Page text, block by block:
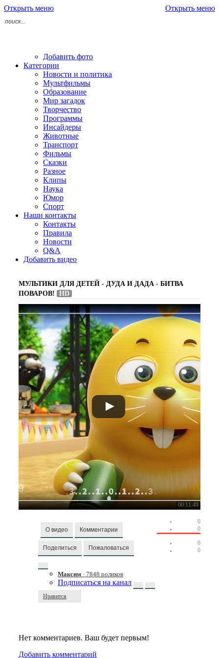
Открыть меню Открыть меню
Добавить фото
Категории
Новости и политика
Мультфильмы
Образование
Мир загадок
Творчество
Программы
Инсайдеры
Животные
Транспорт
Фильмы
Сказки
Разное
Клипы
Наука
Юмор
Спорт
Наши контакты
Контакты
Правила
Новости
Q&A
Добавить видео
МУЛЬТИКИ ДЛЯ ДЕТЕЙ - ДУДА И ДАДА - БИТВА
ПОВАРОВ!
HD
00:11:49
О видео Комментарии
Поделиться Пожаловаться
Максим · 7848 роликов
Подписаться на канал
Нравится
0
0
0
0
Нет комментариев. Ваш будет первым!
Добавить комментарий